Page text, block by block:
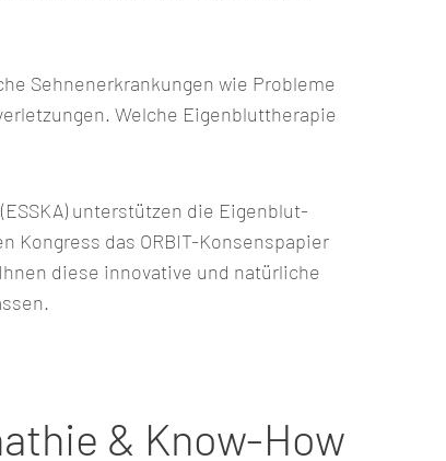
Sehnenerkrankungen wie Probleme
Welche Eigenbluttherapie
unterstützen die Eigenblut-
Kongress das ORBIT-Konsenspapier
diese innovative und natürliche
& Know-How